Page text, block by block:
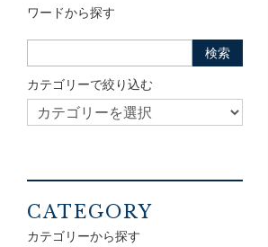
ワードから探す
カテゴリーで絞り込む
CATEGORY
カテゴリーから探す